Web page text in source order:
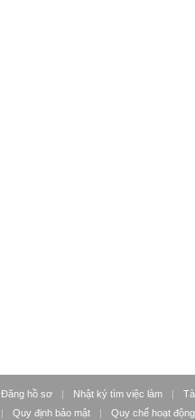
Đăng hồ sơ | Nhật ký tìm việc làm |
| Quy định bảo mật |
Quy chế hoạt động